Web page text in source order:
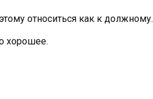
относиться как к должному.
хорошее.